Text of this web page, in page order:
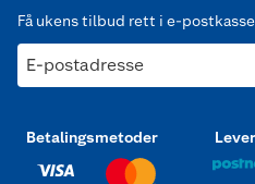
Få ukens tilbud rett i e-
E-postadresse
Betalingsmetoder